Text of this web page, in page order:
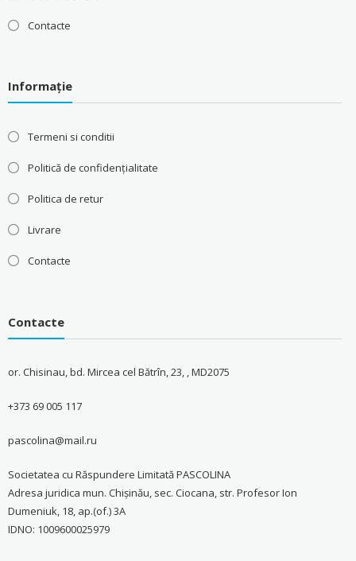
Contacte
Informație
Termeni si conditii
Politică de confidențialitate
Politica de retur
Livrare
Contacte
Contacte
or. Chisinau, bd. Mircea cel Bătrîn, 23, , MD2075
+373 69 005 117
pascolina@mail.ru
Societatea cu Răspundere Limitată PASCOLINA
Adresa juridica mun. Chişinău, sec. Ciocana, str. Profesor Ion
Dumeniuk, 18, ap.(of.) 3A
IDNO: 1009600025979